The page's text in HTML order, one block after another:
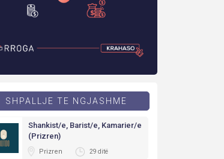
SHPALLJE TE NGJASHME
Shankist/e, Barist/e, Kamarier/e
(Prizren)
Prizren 29 ditë